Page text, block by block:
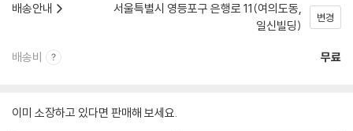
배송안내
서울특별시 영등포구 은행로 11(여의도동,
일신빌딩)
변경
배송비 무료
이미 소장하고 있다면 판매해 보세요.